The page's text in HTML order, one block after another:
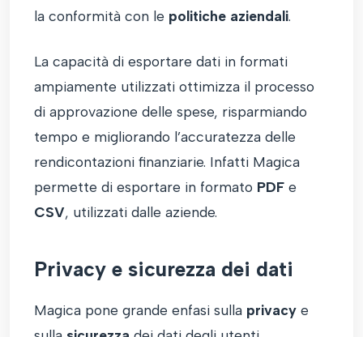
la conformità con le politiche aziendali.
La capacità di esportare dati in formati
ampiamente utilizzati ottimizza il processo
di approvazione delle spese, risparmiando
tempo e migliorando l’accuratezza delle
rendicontazioni finanziarie. Infatti Magica
permette di esportare in formato PDF e
CSV, utilizzati dalle aziende.
Privacy e sicurezza dei dati
Magica pone grande enfasi sulla privacy e